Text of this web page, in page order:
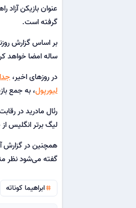
گرفته است.
بر اساس گزارش
ساله امضا خواهد
در روزهای اخیر،
لیورپول، به جمع
رئال مادرید در
لیگ برتر انگلیس
همچنین در گزارش
گفته می‌شود نظر
tagابراهیما کوناته